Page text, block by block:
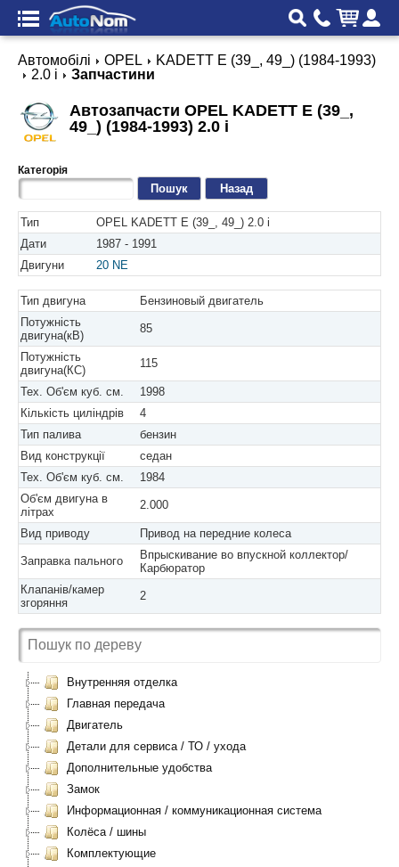
Автомобілі OPEL
KADETT E (39_, 49_) (1984-1993)
2.0 i
Запчастини
Автозапчасти OPEL KADETT E (39_,
49_) (1984-1993) 2.0 i
Категорія
Назад
Тип
OPEL KADETT E (39_, 49_) 2.0 i
Дати
1987 - 1991
Двигуни
20 NE
Тип двигуна
Бензиновый двигатель
Потужність
двигуна(кВ)
85
Потужність
двигуна(КС)
115
Тех. Об'єм куб. см.
1998
Кількість циліндрів
4
Тип палива
бензин
Вид конструкції
седан
Тех. Об'єм куб. см.
1984
Об'єм двигуна в
літрах
2.000
Вид приводу Привод на передние колеса
Заправка пального
Впрыскивание во впускной коллектор/
Карбюратор
Клапанів/камер
згоряння
2
Внутренняя отделка
Главная передача
Двигатель
Детали для сервиса / ТО / ухода
Дополнительные удобства
Замок
Информационная / коммуникационная система
Колёса / шины
Комплектующие